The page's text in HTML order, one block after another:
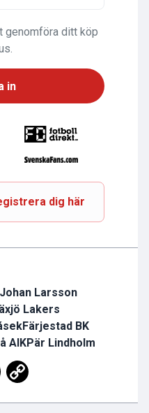
genomföra ditt köp
in
dig här
Johan Larsson
Lakers
Färjestad BK
AIKPär Lindholm